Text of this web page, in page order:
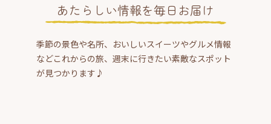
あたらしい情報を毎日お届け
季節の景色や名所、おいしいスイーツやグルメ情報
などこれからの旅、週末に行きたい素敵なスポット
が見つかります♪